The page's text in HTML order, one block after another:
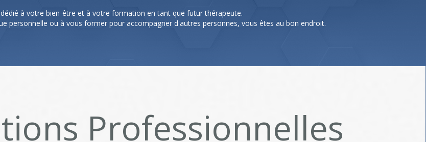
à votre bien-être et à votre formation en tant que futur thérapeute.
personnelle ou à vous former pour accompagner d'autres personnes, vous êtes au bon endroit.
Professionnelles